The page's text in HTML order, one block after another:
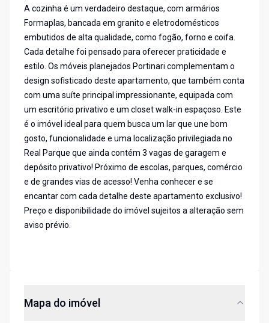
A cozinha é um verdadeiro destaque, com armários
Formaplas, bancada em granito e eletrodomésticos
embutidos de alta qualidade, como fogão, forno e coifa.
Cada detalhe foi pensado para oferecer praticidade e
estilo. Os móveis planejados Portinari complementam o
design sofisticado deste apartamento, que também conta
com uma suíte principal impressionante, equipada com
um escritório privativo e um closet walk-in espaçoso. Este
é o imóvel ideal para quem busca um lar que une bom
gosto, funcionalidade e uma localização privilegiada no
Real Parque que ainda contém 3 vagas de garagem e
depósito privativo! Próximo de escolas, parques, comércio
e de grandes vias de acesso! Venha conhecer e se
encantar com cada detalhe deste apartamento exclusivo!
Preço e disponibilidade do imóvel sujeitos a alteração sem
aviso prévio.
Mapa do imóvel